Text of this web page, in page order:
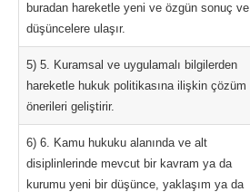
buradan hareketle yeni ve özgün sonuç ve
düşüncelere ulaşır.
5) 5. Kuramsal ve uygulamalı bilgilerden
hareketle hukuk politikasına ilişkin çözüm
önerileri geliştirir.
6) 6. Kamu hukuku alanında ve alt
disiplinlerinde mevcut bir kavram ya da
kurumu yeni bir düşünce, yaklaşım ya da